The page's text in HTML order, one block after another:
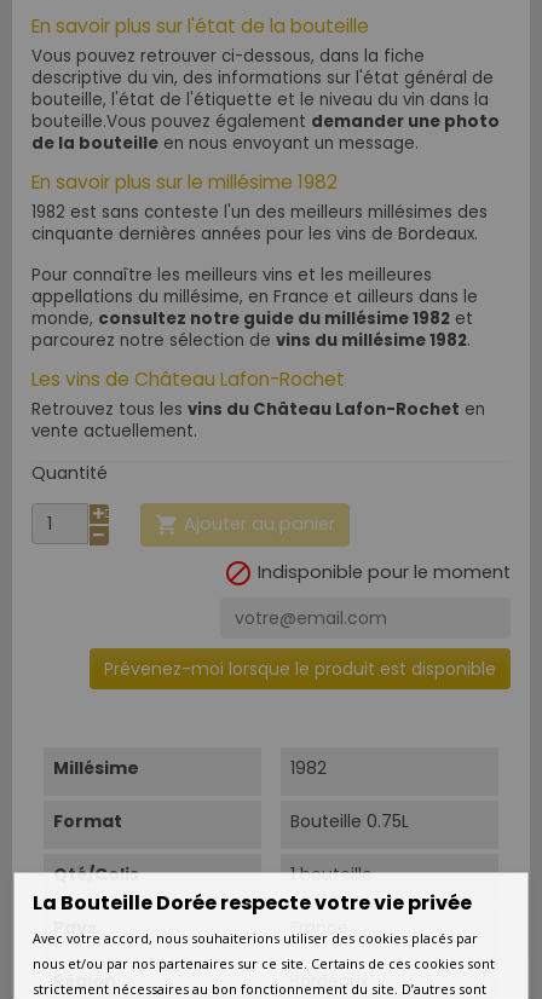
En savoir plus sur l'état de la bouteille
Vous pouvez retrouver ci-dessous, dans la fiche
descriptive du vin, des informations sur l'état général de
bouteille, l'état de l'étiquette et le niveau du vin dans la
bouteille.Vous pouvez également demander une photo
de la bouteille en nous envoyant un message.
En savoir plus sur le millésime 1982
1982 est sans conteste l'un des meilleurs millésimes des
cinquante dernières années pour les vins de Bordeaux.
Pour connaître les meilleurs vins et les meilleures
appellations du millésime, en France et ailleurs dans le
monde, consultez notre guide du millésime 1982 et
parcourez notre sélection de vins du millésime 1982.
Les vins de Château Lafon-Rochet
Retrouvez tous les vins du Château Lafon-Rochet en
vente actuellement.
Quantité
 Ajouter au panier
 Indisponible pour le moment
Prévenez-moi lorsque le produit est disponible
Millésime 1982
Format Bouteille 0.75L
Qté/Colis 1 bouteille
Pays France
Région Bordeaux
La Bouteille Dorée respecte votre vie privée
Avec votre accord, nous souhaiterions utiliser des cookies placés par
nous et/ou par nos partenaires sur ce site. Certains de ces cookies sont
strictement nécessaires au bon fonctionnement du site. D’autres sont